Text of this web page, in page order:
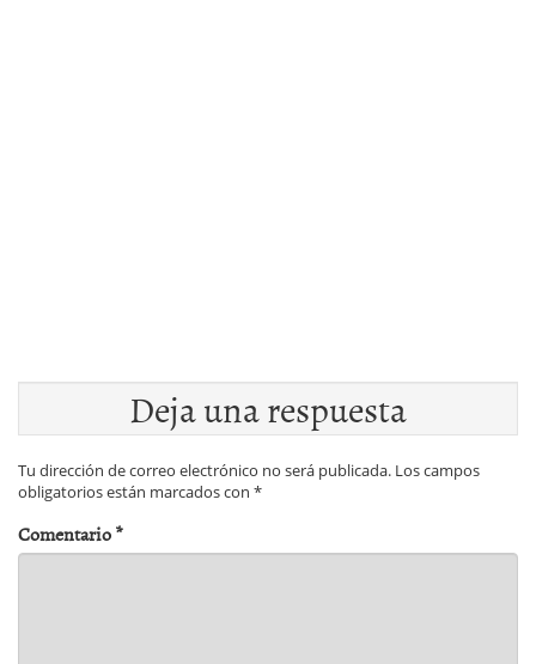
Deja una respuesta
Tu dirección de correo electrónico no será publicada. Los campos
obligatorios están marcados con *
Comentario*